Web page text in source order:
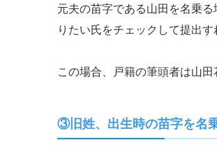
元夫の苗字である山田を名乗
りたい氏をチェックして提出
この場合、戸籍の筆頭者は山田
③旧姓、出生時の苗字を名